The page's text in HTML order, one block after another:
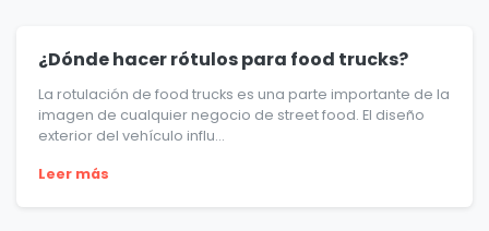
¿Dónde hacer rótulos para food trucks?
La rotulación de food trucks es una parte importante de la
imagen de cualquier negocio de street food. El diseño
exterior del vehículo influ...
Leer más